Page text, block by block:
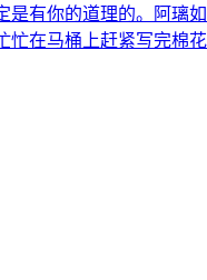
有你的道理的。阿
在马桶上赶紧写完